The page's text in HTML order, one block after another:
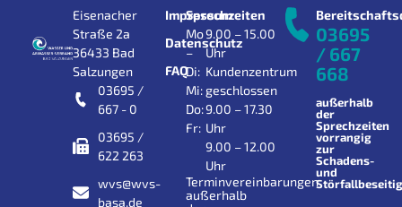
Eisenacher
Straße 2a
36433 Bad
Salzungen
03695 /
667 - 0
03695 /
622 263
wvs@wvs-
basa.de
Impressum
Datenschutz
FAQ
Sprechzeiten
Mo
–
Di:
Mi:
Do:
Fr:
9.00 – 15.00
Uhr
Kundenzentrum
geschlossen
9.00 – 17.30
Uhr
9.00 – 12.00
Uhr
Terminvereinbarungen
außerhalb
03695
/ 667
668
außerhalb
der
Sprechzeiten
vorrangig
zur
Schadens-
und